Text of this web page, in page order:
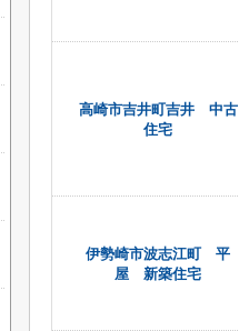
高崎市吉井町吉井 中古
住宅
伊勢崎市波志江町 平
屋 新築住宅